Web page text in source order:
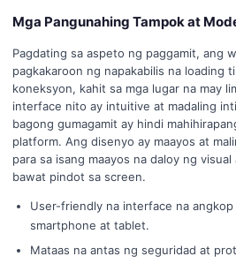
Mga Pangunahing Tampok at
Pagdating sa aspeto ng paggamit, ang
pagkakaroon ng napakabilis na loading
koneksyon, kahit sa mga lugar na may
interface nito ay intuitive at madaling
bagong gumagamit ay hindi
platform. Ang disenyo ay maayos at
para sa isang maayos na daloy ng
bawat pindot sa screen.
User-friendly na interface na
smartphone at tablet.
Mataas na antas ng seguridad at